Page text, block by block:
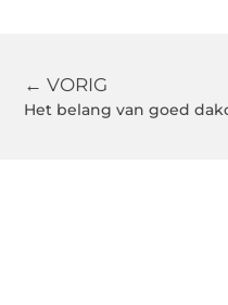
← VORIG
Het belang van goed